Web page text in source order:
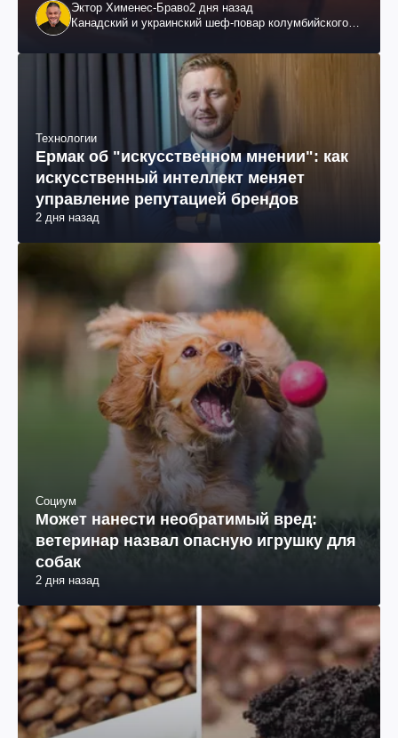
Эктор Хименес-Браво2 дня назад
Канадский и украинский шеф-повар колумбийского
Технологии
Ермак об "искусственном мнении": как
искусственный интеллект меняет
управление репутацией брендов
2 дня назад
Социум
Может нанести необратимый вред:
ветеринар назвал опасную игрушку для
собак
2 дня назад